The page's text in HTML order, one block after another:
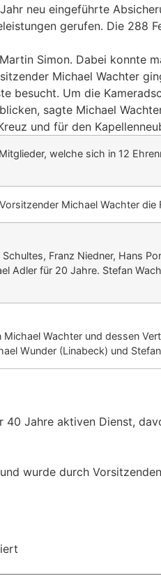
neu eingeführte
gerufen. Die 288
Simon. Dabei konnte
Michael Wachter
besucht. Um die
sagte Michael
und für den
welche sich in 12
Michael Wachter
Franz Niedner, Hans
für 20 Jahre. Stefan
Wachter und dessen
Wunder (Linabeck) und
Jahre aktiven Dienst,
wurde durch